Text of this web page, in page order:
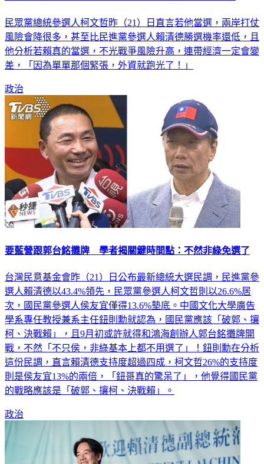
民眾黨總統參選人柯文哲昨（21）日直言若他當選，兩岸打仗
風險會降很多，甚至比民進黨參選人賴清德勝選機率還低，且
他分析若賴真的當選，不光戰爭風險升高，連帶經濟一定會變
差，「因為單單那個緊張，外資就跑光了！」
政治
要藍營跟郭台銘攤牌 學者揭關鍵時間點：不然非綠免選了
台灣民意基金會昨（21）日公布最新總統大選民調，民進黨參
選人賴清德以43.4%領先，民眾黨參選人柯文哲則以26.6%居
次，國民黨參選人侯友宜僅得13.6%墊底。中國文化大學廣告
學系專任教授兼系主任鈕則勳就認為，國民黨應該「破郭、攘
柯、決戰賴」，且9月初或許就得和鴻海創辦人郭台銘攤牌開
戰，不然「不只侯，非綠基本上都不用選了」！鈕則勳在分析
這份民調，直言賴清德支持度超過四成，柯文哲26%的支持度
則是侯友宜13%的兩倍，「鈕哥真的驚呆了」，他覺得國民黨
的戰略應該是「破郭、攘柯、決戰賴」。
政治